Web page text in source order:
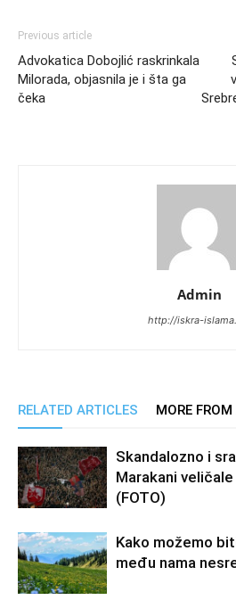
Previous article
Advokatica Dobojlić raskrinkala
Milorada, objasnila je i šta ga
čeka
Admin
http://iskra-
RELATED ARTICLES MORE
Skandalozno i
Marakani
(FOTO)
Kako možemo
među nama